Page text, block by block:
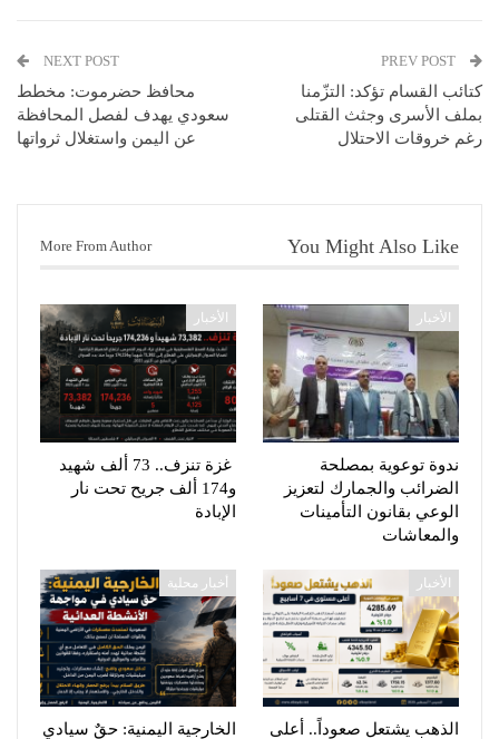
كتائب القسام تؤكد: التزّمنا
بملف الأسرى وجثث القتلى
رغم خروقات الاحتلال
NEXT POST
محافظ حضرموت: مخطط
سعودي يهدف لفصل المحافظة
عن اليمن واستغلال ثرواتها
You Might Also Like
More From Author
الأخبار
ندوة توعوية بمصلحة
الضرائب والجمارك لتعزيز
الوعي بقانون التأمينات
والمعاشات
الأخبار
غزة تنزف.. 73 ألف شهيد
و174 ألف جريح تحت نار
الإبادة
الأخبار
الذهب يشتعل صعوداً.. أعلى
أخبار محلية
الخارجية اليمنية: حقٌ سيادي